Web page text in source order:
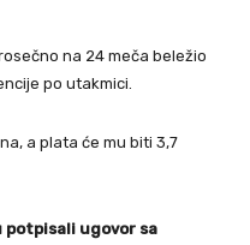
na 24 meča beležio
po utakmici.
a plata će mu biti 3,7
potpisali ugovor sa